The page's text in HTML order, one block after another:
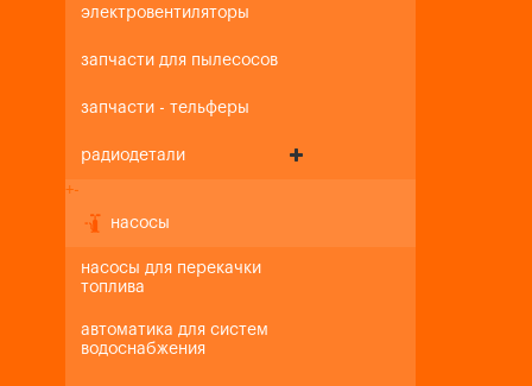
электровентиляторы
запчасти для пылесосов
запчасти - тельферы
радиодетали
+-
насосы
насосы для перекачки
топлива
автоматика для систем
водоснабжения